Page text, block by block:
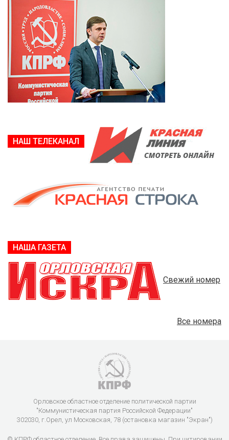
НАШ ТЕЛЕКАНАЛ
НАША ГАЗЕТА
Свежий номер
Все номера
Орловское областное отделение политической партии
"Коммунистическая партия Российской Федерации"
302030, г.Орел, ул Московская, 78 (остановка магазин "Экран")